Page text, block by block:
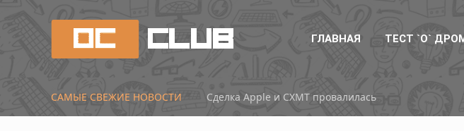
ГЛАВНАЯ ТЕСТ `О`
САМЫЕ СВЕЖИЕ НОВОСТИ